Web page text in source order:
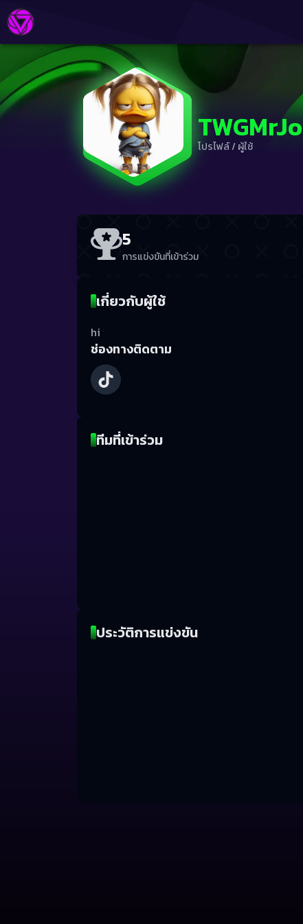
TWGMrJo
โปรไฟล์/ผู้ใช้
5
การแข่งขันที่เข้าร่วม
เกี่ยวกับผู้ใช้
hi
ช่องทางติดตาม
ทีมที่เข้าร่วม
ประวัติการแข่งขัน